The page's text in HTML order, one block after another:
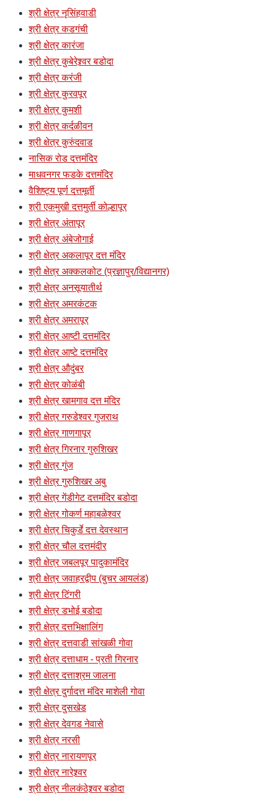
श्री क्षेत्र नृसिंहवाडी
श्री क्षेत्र कडगंची
श्री क्षेत्र कारंजा
श्री क्षेत्र कुबेरेश्र्वर बडोदा
श्री क्षेत्र करंजी
श्री क्षेत्र कुरवपूर
श्री क्षेत्र कुमशी
श्री क्षेत्र कर्दळीवन
श्री क्षेत्र कुरुंदवाड
नासिक रोड दत्तमंदिर
माधवनगर फडके दत्तमंदिर
वैशिष्ट्य पूर्ण दत्तमूर्ती
श्री एकमुखी दत्तमुर्ती कोल्हापूर
श्री क्षेत्र अंतापूर
श्री क्षेत्र अंबेजोगाई
श्री क्षेत्र अकलापूर दत्त मंदिर
श्री क्षेत्र अक्कलकोट (प्रज्ञापुर/विद्यानगर)
श्री क्षेत्र अनसूयातीर्थ
श्री क्षेत्र अमरकंटक
श्री क्षेत्र अमरापूर
श्री क्षेत्र आष्टी दत्तमंदिर
श्री क्षेत्र आष्टे दत्तमंदिर
श्री क्षेत्र औदुंबर
श्री क्षेत्र कोळंबी
श्री क्षेत्र खामगाव दत्त मंदिर
श्री क्षेत्र गरुडेश्वर गुजराथ
श्री क्षेत्र गाणगापूर
श्री क्षेत्र गिरनार गुरुशिखर
श्री क्षेत्र गुंज
श्री क्षेत्र गुरुशिखर अबु
श्री क्षेत्र गेंडीगेट दत्तमंदिर बडोदा
श्री क्षेत्र गोकर्ण महाबळेश्वर
श्री क्षेत्र चिकुर्डे दत्त देवस्थान
श्री क्षेत्र चौल दत्तमंदीर
श्री क्षेत्र जबलपूर पादुकामंदिर
श्री क्षेत्र जवाहरद्वीप (बुचर आयलंड)
श्री क्षेत्र टिंगरी
श्री क्षेत्र डभोई बडोदा
श्री क्षेत्र दत्तभिक्षालिंग
श्री क्षेत्र दत्तवाडी सांखळी गोवा
श्री क्षेत्र दत्ताधाम - प्रती गिरनार
श्री क्षेत्र दत्ताश्रम जालना
श्री क्षेत्र दुर्गादत्त मंदिर माशेली गोवा
श्री क्षेत्र दुसखेड
श्री क्षेत्र देवगड नेवासे
श्री क्षेत्र नरसी
श्री क्षेत्र नारायणपूर
श्री क्षेत्र नारेश्र्वर
श्री क्षेत्र नीलकंठेश्र्वर बडोदा